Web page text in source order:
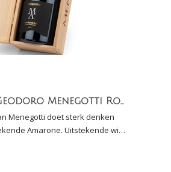
Magnum Geodoro Menegotti Rosso del Veronese IGT geschenkverpakking
Menegotti doet sterk denken
Amarone. Uitstekende wijn
kazen.